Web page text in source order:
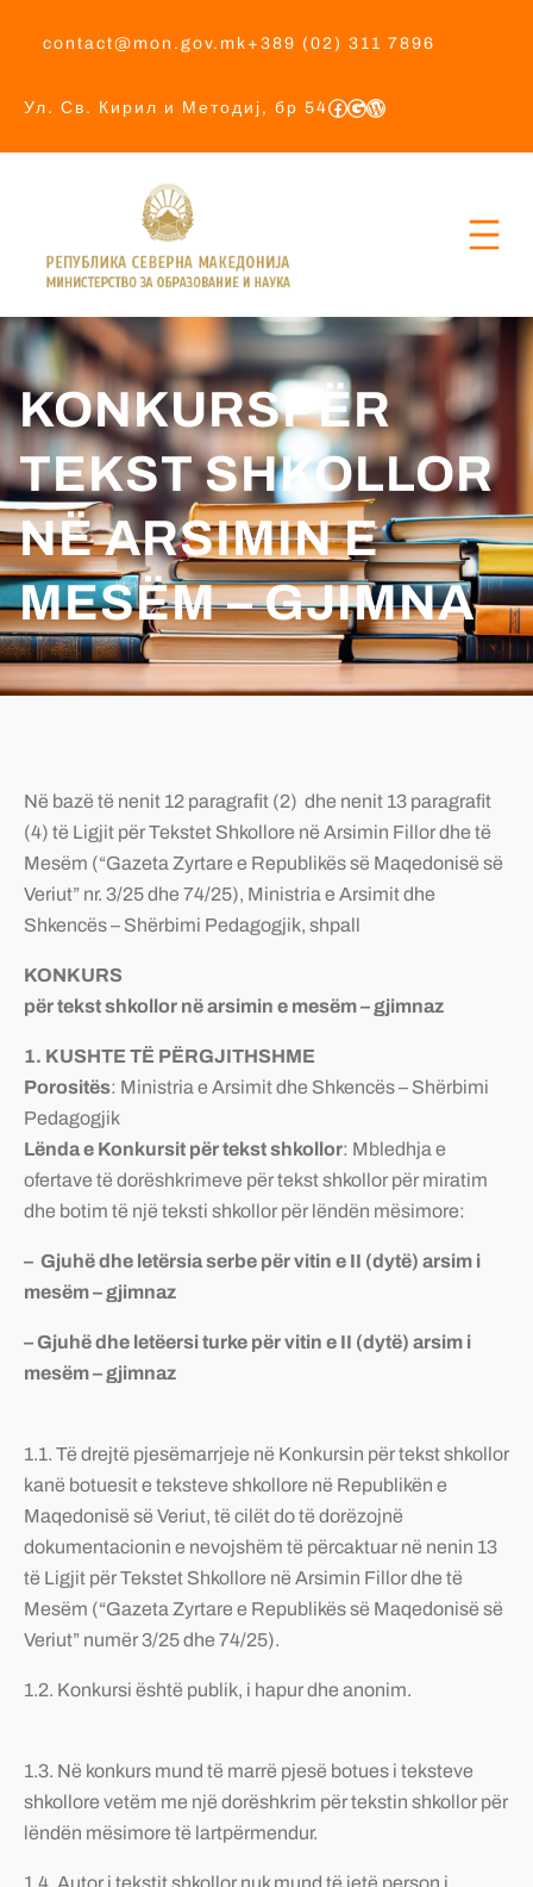
contact@mon.gov.mk +389 (02) 311 7896
Ул. Св. Кирил и Методиј, бр 54
KONKURSPËR
TEKST SHKOLLOR
NË ARSIMIN E
MESËM – GJIMNA
Në bazë të nenit 12 paragrafit (2) dhe nenit 13 paragrafit
(4) të Ligjit për Tekstet Shkollore në Arsimin Fillor dhe të
Mesëm (“Gazeta Zyrtare e Republikës së Maqedonisë së
Veriut” nr. 3/25 dhe 74/25), Ministria e Arsimit dhe
Shkencës – Shërbimi Pedagogjik, shpall
KONKURS
për tekst shkollor në arsimin e mesëm – gjimnaz
1. KUSHTE TË PËRGJITHSHME
Porositës: Ministria e Arsimit dhe Shkencës – Shërbimi
Pedagogjik
Lënda e Konkursit për tekst shkollor: Mbledhja e
ofertave të dorëshkrimeve për tekst shkollor për miratim
dhe botim të një teksti shkollor për lëndën mësimore:
– Gjuhë dhe letërsia serbe përvitin e II (dytë) arsim i
mesëm – gjimnaz
– Gjuhë dhe letëersi turke për vitin e II (dytë) arsim i
mesëm – gjimnaz
1.1. Të drejtë pjesëmarrjeje në Konkursin për tekst shkollor
kanë botuesit e teksteve shkollore në Republikën e
Maqedonisë së Veriut, të cilët do të dorëzojnë
dokumentacionin e nevojshëm të përcaktuar në nenin 13
të Ligjit për Tekstet Shkollore në Arsimin Fillor dhe të
Mesëm (“Gazeta Zyrtare e Republikës së Maqedonisë së
Veriut” numër 3/25 dhe 74/25).
1.2. Konkursi është publik, i hapur dhe anonim.
1.3. Në konkurs mund të marrë pjesë botues i teksteve
shkollore vetëm me një dorëshkrim për tekstin shkollor për
lëndën mësimore të lartpërmendur.